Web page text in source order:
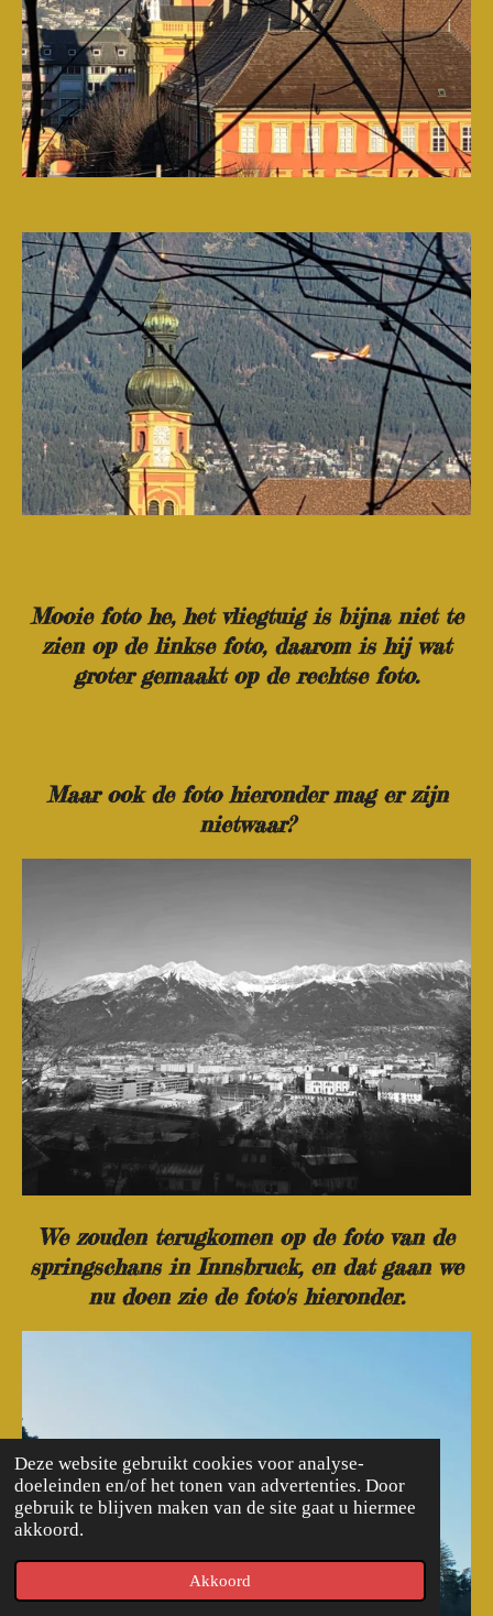
Deze website gebruikt cookies voor analyse-
doeleinden en/of het tonen van advertenties. Door
gebruik te blijven maken van de site gaat u hiermee
akkoord.
Akkoord
Mooie foto he, het vliegtuig is bijna niet te
zien op de linkse foto, daarom is hij wat
groter gemaakt op de rechtse foto.
Maar ook de foto hieronder mag er zijn
nietwaar?
We zouden terugkomen op de foto van de
springschans in Innsbruck, en dat gaan we
nu doen zie de foto's hieronder.